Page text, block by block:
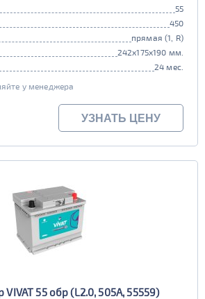
55
450
прямая (1, R)
242x175x190 мм.
24 мес.
у менеджера
УЗНАТЬ ЦЕНУ
VIVAT 55 обр (L2.0, 505A, 55559)